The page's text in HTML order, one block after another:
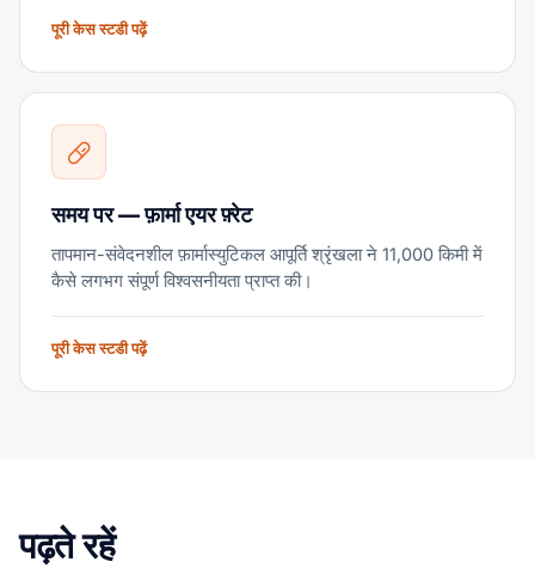
पूरी केस स्टडी पढ़ें
समय पर — फ़ार्मा एयर फ़्रेट
तापमान-संवेदनशील फ़ार्मास्युटिकल आपूर्ति श्रृंखला ने 11,000 किमी में
कैसे लगभग संपूर्ण विश्वसनीयता प्राप्त की।
पूरी केस स्टडी पढ़ें
पढ़ते रहें